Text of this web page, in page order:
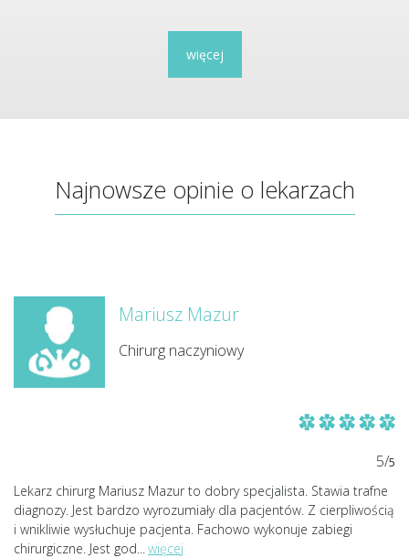
więcej
Najnowsze opinie o lekarzach
Mariusz Mazur
Chirurg naczyniowy
5/5
Lekarz chirurg Mariusz Mazur to dobry specjalista. Stawia trafne
diagnozy. Jest bardzo wyrozumiały dla pacjentów. Z cierpliwością
i wnikliwie wysłuchuje pacjenta. Fachowo wykonuje zabiegi
chirurgiczne. Jest god
więcej